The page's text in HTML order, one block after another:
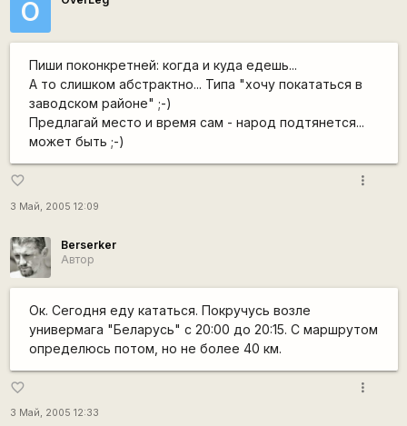
O
Пиши поконкретней: когда и куда едешь...
А то слишком абстрактно... Типа "хочу покататься в
заводском районе" ;-)
Предлагай место и время сам - народ подтянется...
может быть ;-)
favorite_border
3 Май, 2005 12:09
more_vert
Berserker
Автор
Ок. Сегодня еду кататься. Покручусь возле
универмага "Беларусь" с 20:00 до 20:15. С маршрутом
определюсь потом, но не более 40 км.
favorite_border
3 Май, 2005 12:33
more_vert